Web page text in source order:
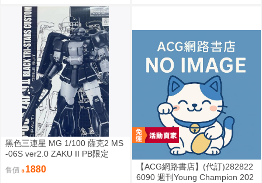
黑色三連星 MG 1/100 薩克2 MS
-06S ver2.0 ZAKU II PB限定
售價 1880
【ACG網路書店】(代訂)282822
6090 週刊Young Champion 202